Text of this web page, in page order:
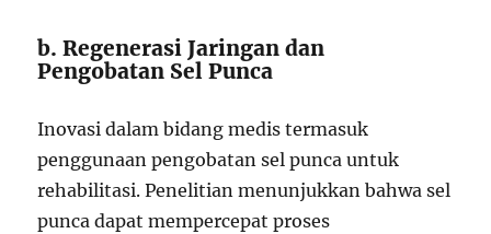
b. Regenerasi Jaringan dan
Pengobatan Sel Punca
Inovasi dalam bidang medis termasuk
penggunaan pengobatan sel punca untuk
rehabilitasi. Penelitian menunjukkan bahwa sel
punca dapat mempercepat proses